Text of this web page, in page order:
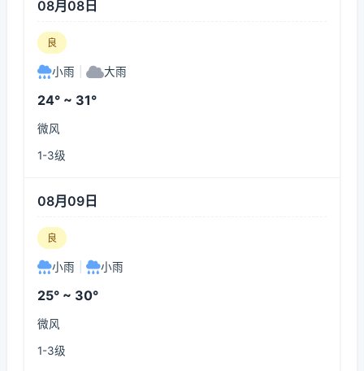
08月08日
良
小雨 大雨
24° ~ 31°
微风
1-3级
08月09日
良
小雨 小雨
25° ~ 30°
微风
1-3级